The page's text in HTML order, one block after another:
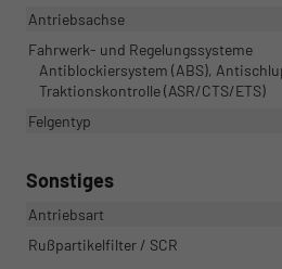
Antriebsachse
Fahrwerk- und Regelungssysteme
Antiblockiersystem (ABS),
Traktionskontrolle (ASR/CTS/ETS)
Felgentyp
Sonstiges
Antriebsart
Rußpartikelfilter / SCR